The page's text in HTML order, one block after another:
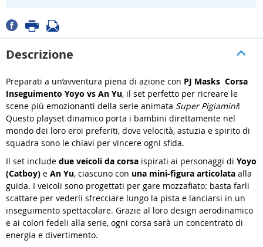
Descrizione
Preparati a un’avventura piena di azione con PJ Masks Corsa
Inseguimento Yoyo vs An Yu, il set perfetto per ricreare le
scene più emozionanti della serie animata Super Pigiamini!
Questo playset dinamico porta i bambini direttamente nel
mondo dei loro eroi preferiti, dove velocità, astuzia e spirito di
squadra sono le chiavi per vincere ogni sfida.
Il set include due veicoli da corsa ispirati ai personaggi di Yoyo
(Catboy) e An Yu, ciascuno con una mini-figura articolata alla
guida. I veicoli sono progettati per gare mozzafiato: basta farli
scattare per vederli sfrecciare lungo la pista e lanciarsi in un
inseguimento spettacolare. Grazie al loro design aerodinamico
e ai colori fedeli alla serie, ogni corsa sarà un concentrato di
energia e divertimento.